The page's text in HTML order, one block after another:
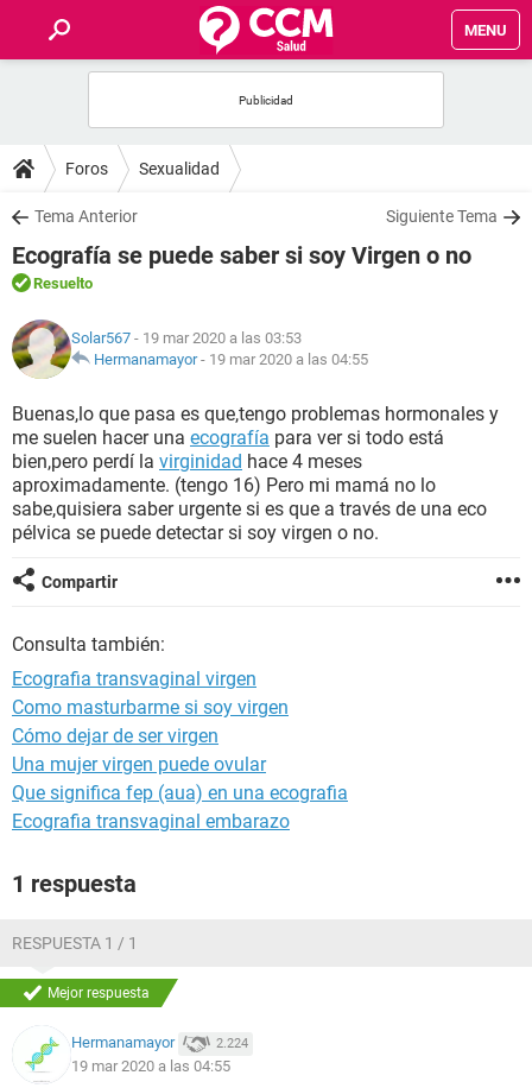
MENU
FOROS
SALUD
FAMILIA
NUTRICIÓN
SEXUALIDAD
GLOSARIO
Foros Sexualidad
Tema Anterior Siguiente Tema
Ecografía se puede saber si soy Virgen o no
Resuelto
Solar567 - 19 mar 2020 a las 03:53
Hermanamayor- 19 mar 2020 a las 04:55
Buenas,lo que pasa es que,tengo problemas hormonales y
me suelen hacer una ecografía para ver si todo está
bien,pero perdí la virginidad hace 4 meses
aproximadamente. (tengo 16) Pero mi mamá no lo
sabe,quisiera saber urgente si es que a través de una eco
pélvica se puede detectar si soy virgen o no.
Compartir
Consulta también:
Ecografia transvaginal virgen
Como masturbarme si soy virgen
Cómo dejar de ser virgen
Una mujer virgen puede ovular
Que significa fep (aua) en una ecografia
Ecografia transvaginal embarazo
1 respuesta
RESPUESTA 1 / 1
Mejor respuesta
Hermanamayor 2.224
19 mar 2020 a las 04:55